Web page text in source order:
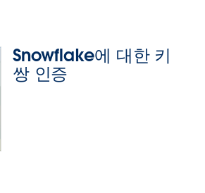
Encryption Key를 사용
를 보장하십시오. 암호화 및 네트워
제어 권한을 유지하면서 민감한 데
석할 수 있습니다.
의 Bridge 연결
직접 VPN 또는 방화벽 뒤에 있는
에 연결할 수 있습니다. 간편하게 데
로 고침 일정을 예약하십시오.
Snowflake에 대한 키
쌍 인증